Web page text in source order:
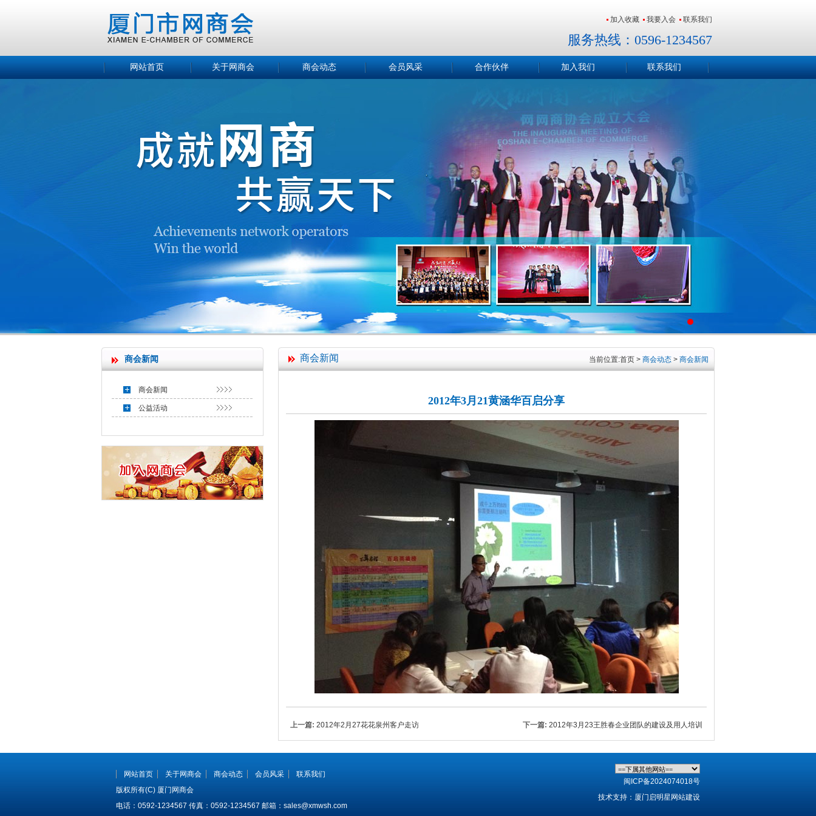
加入收藏 我要入会 联系我们
服务热线：0596-1234567
网站首页 关于网商会 商会动态 会员风采 合作伙伴 加入我们 联系我们
商会新闻
商会新闻
公益活动
商会新闻 当前位置:首页 > 商会动态 > 商会新闻
2012年3月21黄涵华百启分享
上一篇: 2012年2月27花花泉州客户走访 下一篇:2012年3月23王胜春企业团队的建设及用人培训
网站首页 关于网商会 商会动态 会员风采
联系我们
版权所有(C) 厦门网商会
电话：0592-1234567 传真：0592-1234567 邮箱：sales@xmwsh.com
闽ICP备2024074018号
技术支持：厦门启明星网站建设